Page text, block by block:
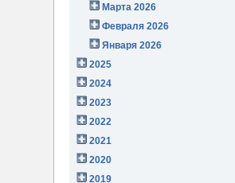
Марта 2026
Февраля 2026
Января 2026
2025
2024
2023
2022
2021
2020
2019